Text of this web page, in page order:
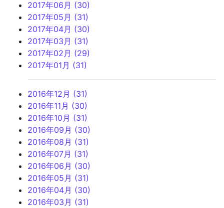
2017年06月 (30)
2017年05月 (31)
2017年04月 (30)
2017年03月 (31)
2017年02月 (29)
2017年01月 (31)
2016年12月 (31)
2016年11月 (30)
2016年10月 (31)
2016年09月 (30)
2016年08月 (31)
2016年07月 (31)
2016年06月 (30)
2016年05月 (31)
2016年04月 (30)
2016年03月 (31)